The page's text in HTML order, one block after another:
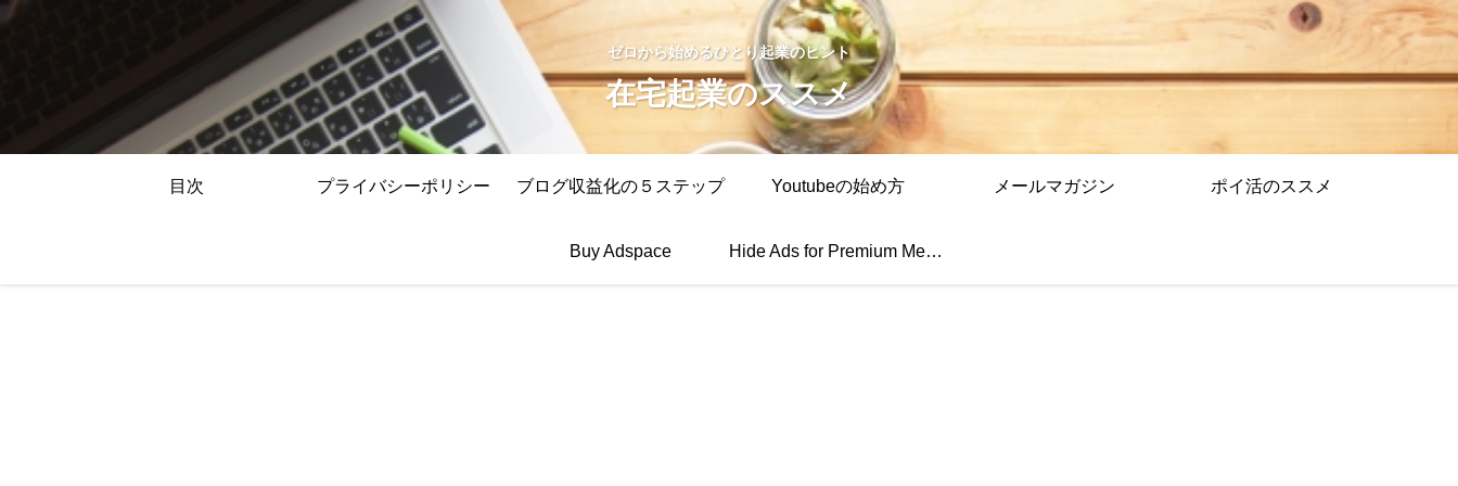
ゼロから始めるひとり起業のヒント
在宅起業のススメ
目次 プライバシーポリシー ブログ収益化の５ステップ Youtubeの始め方 メールマガジン ポイ活のススメ
Buy Adspace Hide Ads for Premium Members